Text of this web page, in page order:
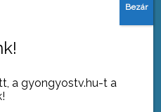
kerülhet Heves
november végén
a gyongyostv.hu-t a